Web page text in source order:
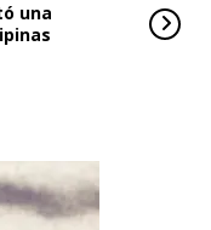
una